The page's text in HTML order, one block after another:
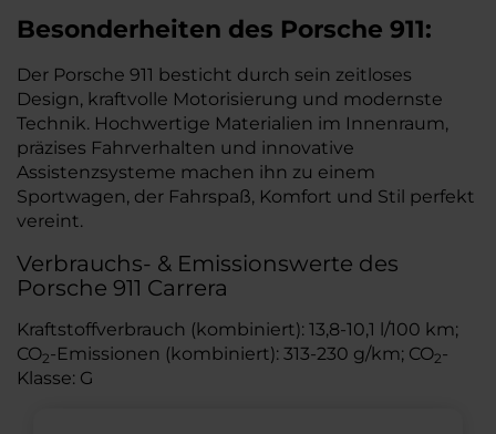
Besonderheiten des Porsche 911:
Der Porsche 911 besticht durch sein zeitloses
Design, kraftvolle Motorisierung und modernste
Technik. Hochwertige Materialien im Innenraum,
präzises Fahrverhalten und innovative
Assistenzsysteme machen ihn zu einem
Sportwagen, der Fahrspaß, Komfort und Stil perfekt
vereint.
Verbrauchs- & Emissionswerte des
Porsche 911 Carrera
Kraftstoffverbrauch (kombiniert): 13,8-10,1 l/100 km;
CO2-Emissionen (kombiniert): 313-230 g/km; CO2-
Klasse: G